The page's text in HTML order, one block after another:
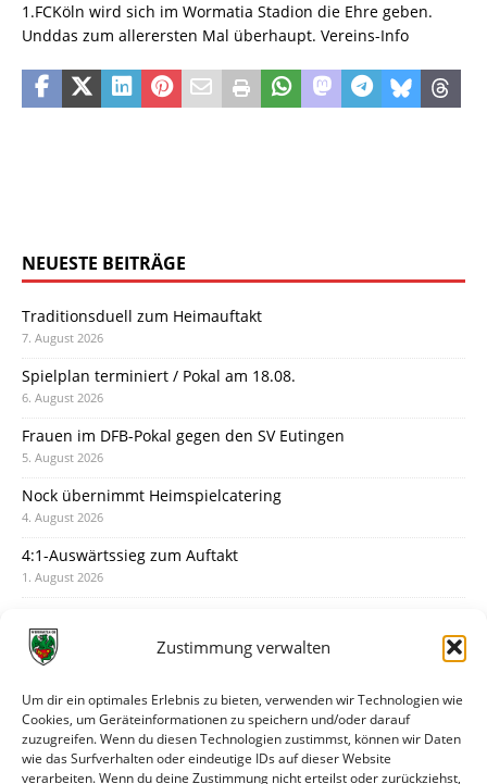
Zustimmung verwalten
Um dir ein optimales Erlebnis zu bieten, verwenden wir Technologien wie
Cookies, um Geräteinformationen zu speichern und/oder darauf
zuzugreifen. Wenn du diesen Technologien zustimmst, können wir Daten
wie das Surfverhalten oder eindeutige IDs auf dieser Website
verarbeiten. Wenn du deine Zustimmung nicht erteilst oder zurückziehst,
1.FCKöln wird sich im Wormatia Stadion die Ehre geben.
Unddas zum allerersten Mal überhaupt. Vereins-Info
NEUESTE BEITRÄGE
Traditionsduell zum Heimauftakt
7. August 2026
Spielplan terminiert / Pokal am 18.08.
6. August 2026
Frauen im DFB-Pokal gegen den SV Eutingen
5. August 2026
Nock übernimmt Heimspielcatering
4. August 2026
4:1-Auswärtssieg zum Auftakt
1. August 2026
31. Juli 2026
30. Juli 2026
Deine Spielminute: 89+1
28. Juli 2026